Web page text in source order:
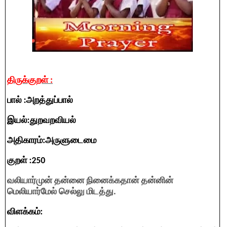
திருக்குறள் :
பால் :அறத்துப்பால்
இயல்:துறவறவியல்
அதிகாரம்:அருளுடைமை
குறள் :250
வலியார்முன் தன்னை நினைக்கதான் தன்னின்
மெலியார்மேல் செல்லு மிடத்து.
விளக்கம்: